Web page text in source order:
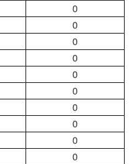
0
0
0
0
0
0
0
0
0
0